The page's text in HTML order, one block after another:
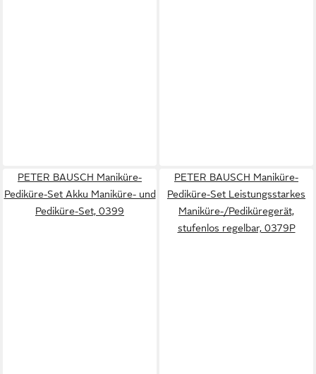
PETER BAUSCH Maniküre-
Pediküre-Set Akku Maniküre- und
Pediküre-Set, 0399
PETER BAUSCH Maniküre-
Pediküre-Set Leistungsstarkes
Maniküre-/Pediküregerät,
stufenlos regelbar, 0379P